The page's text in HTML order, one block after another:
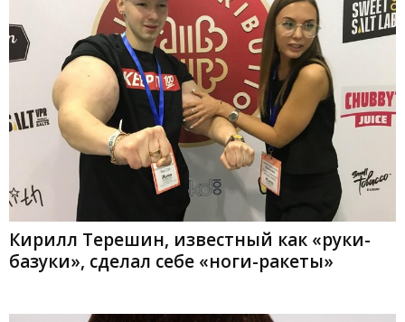
Кирилл Терешин, известный как «руки-
базуки», сделал себе «ноги-ракеты»